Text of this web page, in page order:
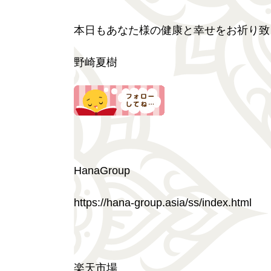
本日もあなた様の健康と幸せをお祈り
野崎夏樹
HanaGroup
https://hana-group.asia/ss/index.html
楽天市場